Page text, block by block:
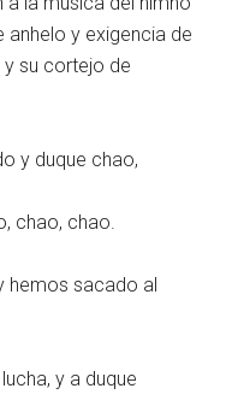
anhelo y exigencia de
y su cortejo de
y duque chao,
chao, chao.
hemos sacado al
y a duque